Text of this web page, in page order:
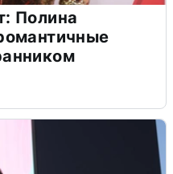
Полина